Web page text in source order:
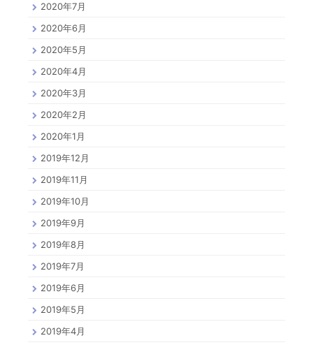
2020年7月
2020年6月
2020年5月
2020年4月
2020年3月
2020年2月
2020年1月
2019年12月
2019年11月
2019年10月
2019年9月
2019年8月
2019年7月
2019年6月
2019年5月
2019年4月